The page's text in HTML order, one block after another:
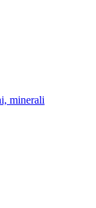
minerali